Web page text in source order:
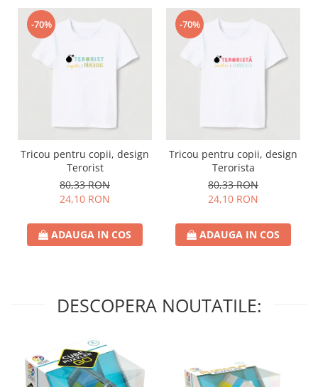
-70%
Tricou pentru copii, design
Terorist
80,33 RON
24,10 RON
ADAUGA IN COS
-70%
Tricou pentru copii, design
Terorista
80,33 RON
24,10 RON
ADAUGA IN COS
DESCOPERA NOUTATILE: